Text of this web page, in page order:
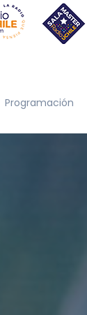
Programación